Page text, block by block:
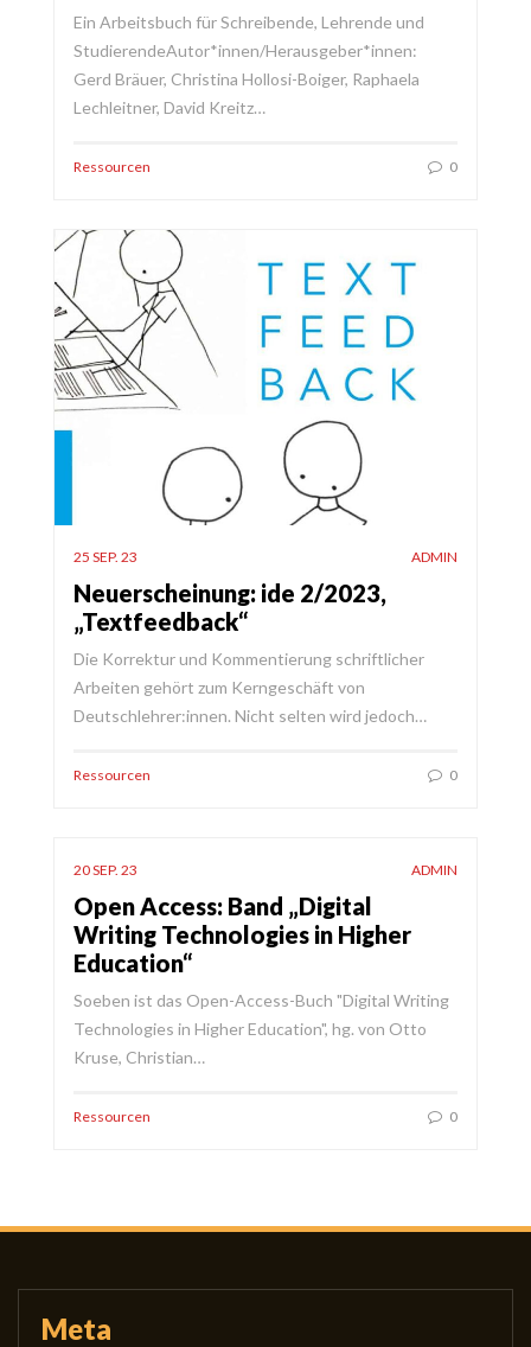
Ein Arbeitsbuch für Schreibende, Lehrende und
StudierendeAutor*innen/Herausgeber*innen:
Gerd Bräuer, Christina Hollosi-Boiger, Raphaela
Lechleitner, David Kreitz…
Ressourcen 0
25 SEP. 23 ADMIN
Neuerscheinung: ide 2/2023,
„Textfeedback“
Die Korrektur und Kommentierung schriftlicher
Arbeiten gehört zum Kerngeschäft von
Deutschlehrer:innen. Nicht selten wird jedoch…
Ressourcen 0
20 SEP. 23 ADMIN
Open Access: Band „Digital
Writing Technologies in Higher
Education“
Soeben ist das Open-Access-Buch "Digital Writing
Technologies in Higher Education", hg. von Otto
Kruse, Christian…
Ressourcen 0
Meta